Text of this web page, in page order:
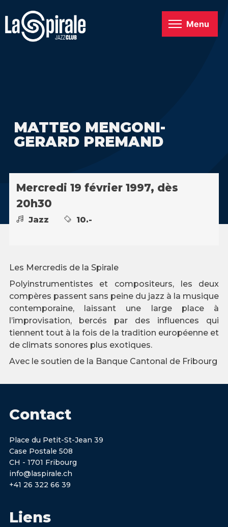
Menu
MATTEO MENGONI-
GERARD PREMAND
Mercredi 19 février 1997, dès
20h30
Jazz 10.-
Les Mercredis de la Spirale
Polyinstrumentistes et compositeurs, les deux
compères passent sans peine du jazz à la musique
contemporaine, laissant une large place à
l’improvisation, bercés par des influences qui
tiennent tout à la fois de la tradition européenne et
de climats sonores plus exotiques.
Avec le soutien de la Banque Cantonal de Fribourg
Contact
Place du Petit-St-Jean 39
Case Postale 508
CH - 1701 Fribourg
info@laspirale.ch
+41 26 322 66 39
Liens